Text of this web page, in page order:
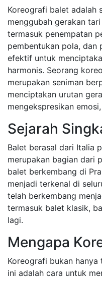
Koreografi balet adalah
menggubah gerakan
termasuk penempatan
pembentukan pola, dan
efektif untuk
harmonis. Seorang
merupakan seniman
menciptakan urutan
mengekspresikan
Sejarah
Balet berasal dari Italia
merupakan bagian dari
balet berkembang di
menjadi terkenal di
telah berkembang
termasuk balet klasik,
lagi.
Mengapa
Koreografi bukan
ini adalah cara untuk